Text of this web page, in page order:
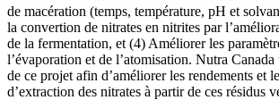
de macération (temps, température, pH et
la convertion de nitrates en nitrites par
de la fermentation, et (4) Améliorer les
l’évaporation et de l’atomisation. Nutra
de ce projet afin d’améliorer les rendements et
d’extraction des nitrates à partir de ces résidus